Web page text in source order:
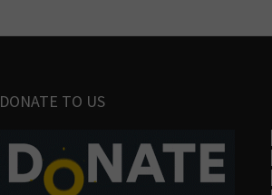
DONATE TO US